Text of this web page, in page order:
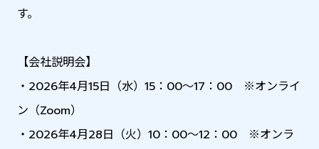
す。
【会社説明会】
・2026年4月15日（水）15：00～17：00 ※オンライ
ン（Zoom）
・2026年4月28日（火）10：00～12：00 ※オンラ